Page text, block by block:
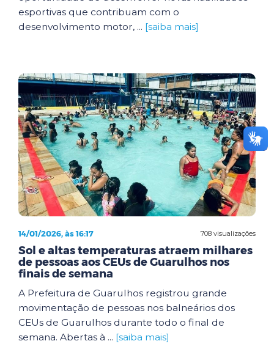
esportivas que contribuam com o
desenvolvimento motor, ... [saiba mais]
708 visualizações
14/01/2026, às 16:17
Sol e altas temperaturas atraem milhares
de pessoas aos CEUs de Guarulhos nos
finais de semana
A Prefeitura de Guarulhos registrou grande
movimentação de pessoas nos balneários dos
CEUs de Guarulhos durante todo o final de
semana. Abertas à ... [saiba mais]